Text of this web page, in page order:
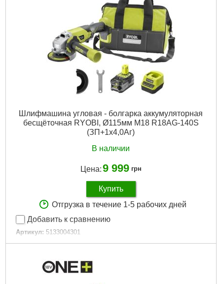
Шлифмашина угловая - болгарка аккумуляторная
бесщёточная RYOBI, Ø115мм M18 R18AG-140S
(ЗП+1x4,0Aг)
В наличии
Цена:9 999 грн
Купить
Отгрузка в течение 1-5 рабочих дней
Добавить к сравнению
Артикул: 5133004301
Код товара: 30.64.58
Подробнее...